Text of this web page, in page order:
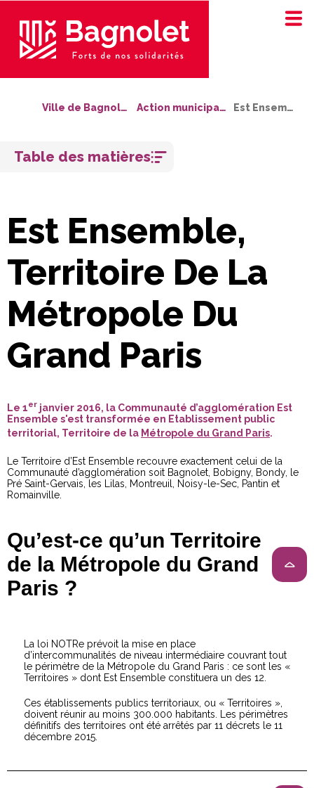
Ville de Bagnolet Action municipale Est Ensemble
Est Ensemble,
Territoire De La
Métropole Du
Grand Paris
Le 1er janvier 2016, la Communauté d’agglomération Est
Ensemble s'est transformée en Etablissement public
territorial, Territoire de la Métropole du Grand Paris.
Le Territoire d’Est Ensemble recouvre exactement celui de la
Communauté d’agglomération soit Bagnolet, Bobigny, Bondy, le
Pré Saint-Gervais, les Lilas, Montreuil, Noisy-le-Sec, Pantin et
Romainville.
Qu’est-ce qu’un Territoire
de la Métropole du Grand
Paris ?
La loi NOTRe prévoit la mise en place
d’intercommunalités de niveau intermédiaire couvrant tout
le périmètre de la Métropole du Grand Paris : ce sont les «
Territoires » dont Est Ensemble constituera un des 12.
Ces établissements publics territoriaux, ou « Territoires »,
doivent réunir au moins 300.000 habitants. Les périmètres
définitifs des territoires ont été arrêtés par 11 décrets le 11
décembre 2015.
Table des matières